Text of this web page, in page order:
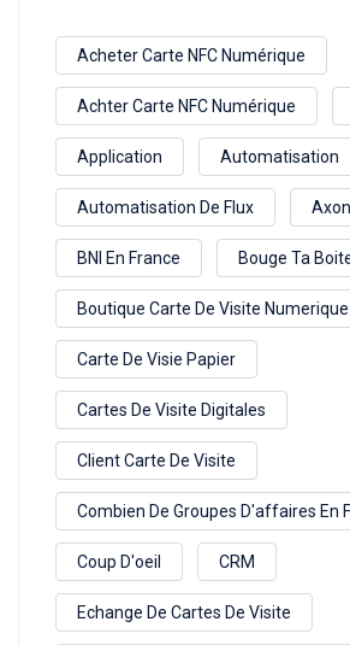
Acheter Carte NFC Numérique
Achter Carte NFC Numérique
Application Automatisation
Automatisation De Flux
BNI En France Bouge Ta
Boutique Carte De Visite Numerique
Carte De Visie Papier
Cartes De Visite Digitales
Client Carte De Visite
Combien De Groupes D'affaires En
Coup D'oeil CRM
Echange De Cartes De Visite